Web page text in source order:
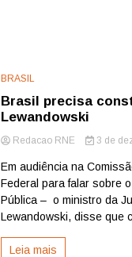
BRASIL
Brasil precisa
Lewandowski
Redacao RNE 3 de
Em audiência na
Federal para falar sobre
Pública – o ministro da
Lewandowski, disse que
Leia mais